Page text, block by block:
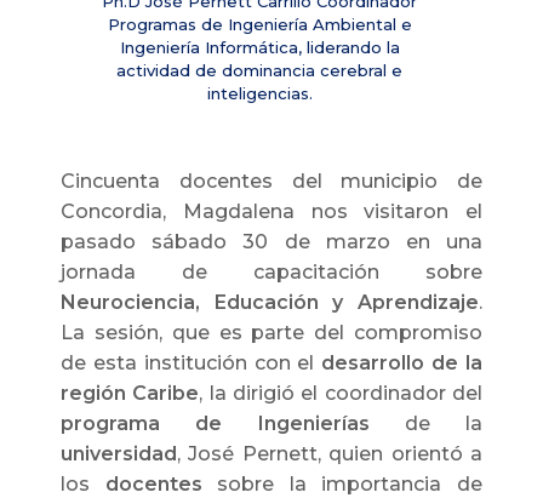
Programas de Ingeniería Ambiental e
Ingeniería Informática, liderando la
actividad de dominancia cerebral e
inteligencias.
Cincuenta docentes del municipio de
Concordia, Magdalena nos visitaron el
pasado sábado 30 de marzo en una
jornada de capacitación sobre
Neurociencia, Educación y Aprendizaje.
La sesión, que es parte del compromiso
de esta institución con el desarrollo de la
región Caribe, la dirigió el coordinador del
programa de Ingenierías de la
universidad , José Pernett, quien orientó a
los docentes sobre la importancia de